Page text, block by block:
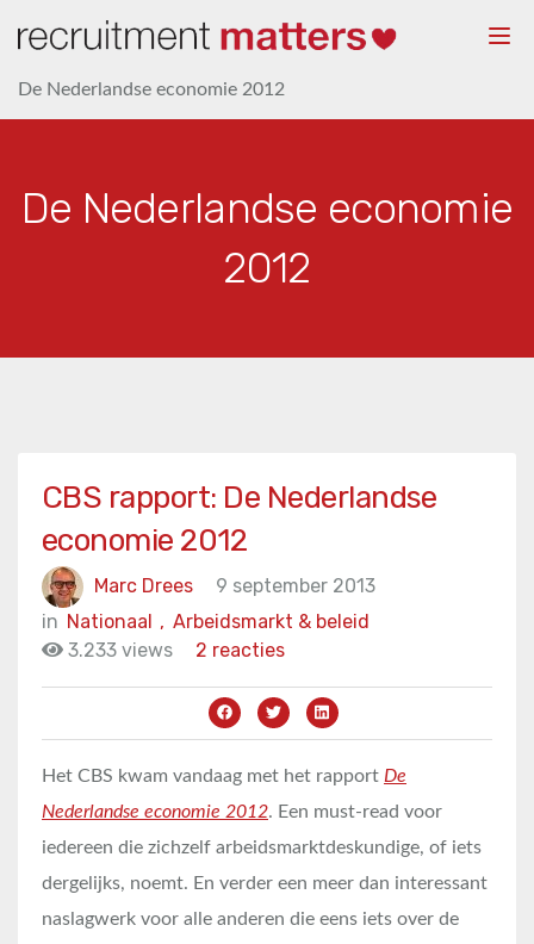
De Nederlandse economie 2012
De Nederlandse economie
2012
CBS rapport: De Nederlandse
economie 2012
Marc Drees
9 september 2013
in
Arbeidsmarkt & beleid
Nationaal ,
3.233 views
2 reacties
Het CBS kwam vandaag met het rapport De
Nederlandse economie 2012. Een must-read voor
iedereen die zichzelf arbeidsmarktdeskundige, of iets
dergelijks, noemt. En verder een meer dan interessant
naslagwerk voor alle anderen die eens iets over de